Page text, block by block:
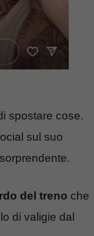
spostare cose.
sul suo
del treno che
di valigie dal